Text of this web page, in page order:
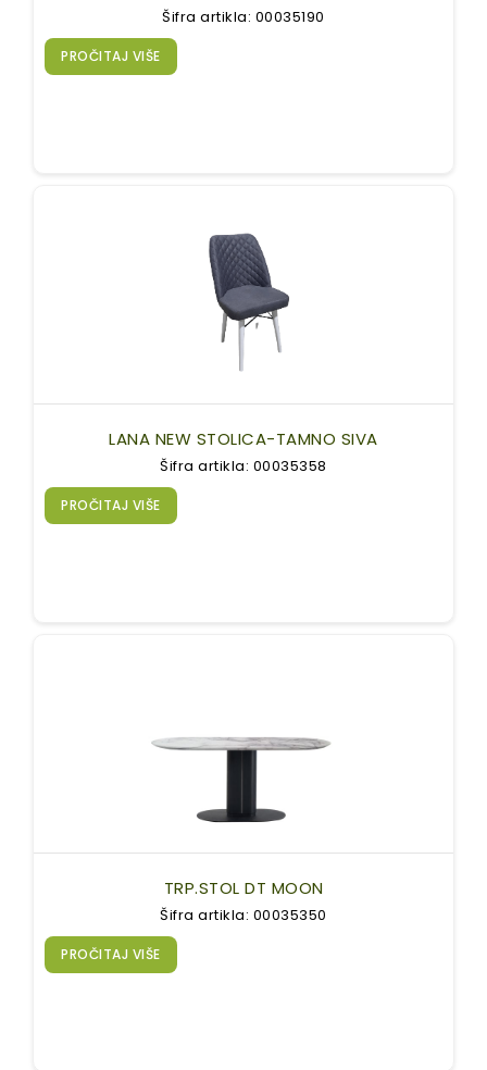
Šifra artikla: 00035190
PROČITAJ VIŠE
LANA NEW STOLICA-TAMNO SIVA
Šifra artikla: 00035358
PROČITAJ VIŠE
TRP.STOL DT MOON
Šifra artikla: 00035350
PROČITAJ VIŠE